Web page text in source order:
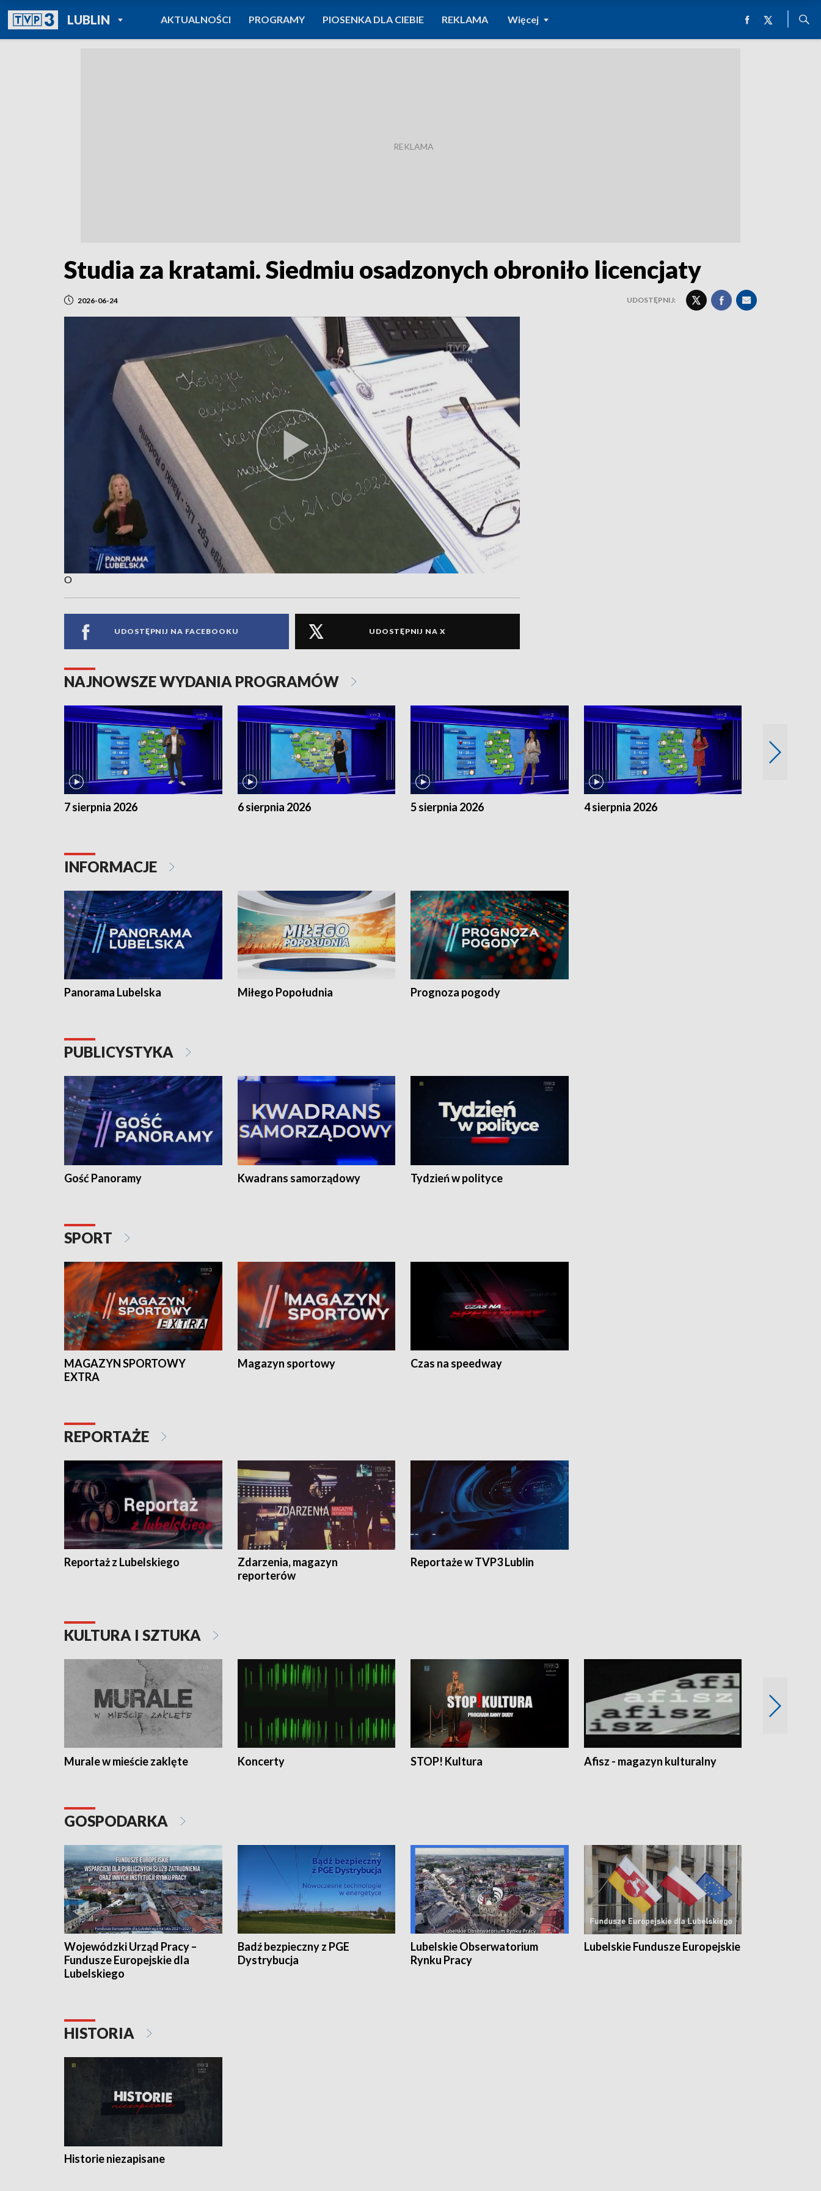
LUBLINPOWRÓT DO
TVP REGIONY
AKTUALNOŚCI PROGRAMY PIOSENKA DLA CIEBIE REKLAMA Więcej
Studia za kratami. Siedmiu osadzonych obroniło licencjaty
2026-06-24 UDOSTĘPNIJ:
O
UDOSTĘPNIJ NA FACEBOOKU UDOSTĘPNIJ NA X
NAJNOWSZE WYDANIA PROGRAMÓW
7 sierpnia 2026 6 sierpnia 2026 5 sierpnia 2026 4 sierpnia 2026
INFORMACJE
Panorama Lubelska Miłego Popołudnia Prognoza pogody
PUBLICYSTYKA
Gość Panoramy Kwadrans samorządowy Tydzień w polityce
SPORT
MAGAZYN SPORTOWY
EXTRA
Magazyn sportowy Czas na speedway
REPORTAŻE
Reportaż z Lubelskiego
Zdarzenia, magazyn
reporterów
Reportaże w TVP3 Lublin
KULTURA I SZTUKA
Murale w mieście zaklęte Koncerty STOP! Kultura Afisz - magazyn kulturalny
GOSPODARKA
Wojewódzki Urząd Pracy –
Fundusze Europejskie dla
Lubelskiego
Badź bezpieczny z PGE
Dystrybucja
Lubelskie Obserwatorium
Rynku Pracy
Lubelskie Fundusze Europejskie
HISTORIA
Historie niezapisane